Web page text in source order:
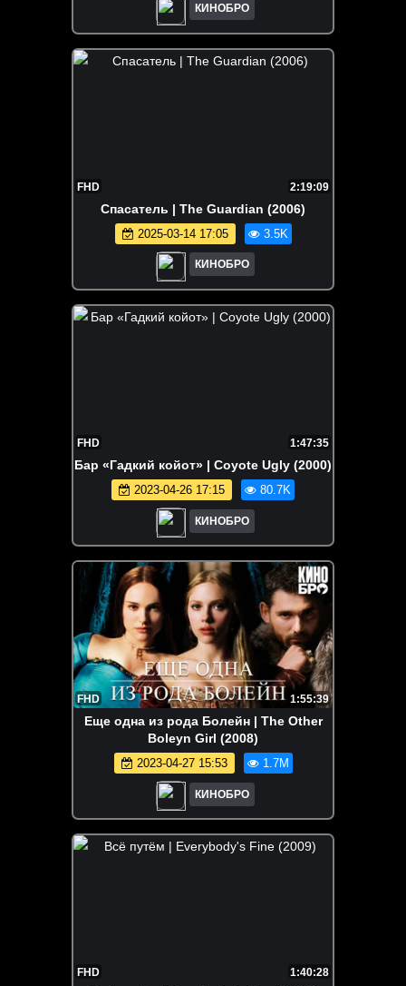
КИНОБРО
FHD 2:19:09
Спасатель | The Guardian (2006)
2025-03-14 17:05 3.5K
КИНОБРО
FHD 1:47:35
Бар «Гадкий койот» | Coyote Ugly (2000)
2023-04-26 17:15 80.7K
КИНОБРО
FHD 1:55:39
Еще одна из рода Болейн | The Other
Boleyn Girl (2008)
2023-04-27 15:53 1.7M
КИНОБРО
FHD 1:40:28